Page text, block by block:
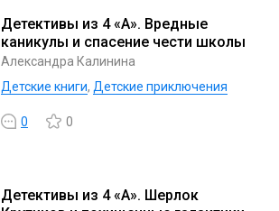
Детективы из 4 «А». Вредные
каникулы и спасение чести школы
Александра Калинина
Детские книги, Детские приключения
0 0
Детективы из 4 «А». Шерлок